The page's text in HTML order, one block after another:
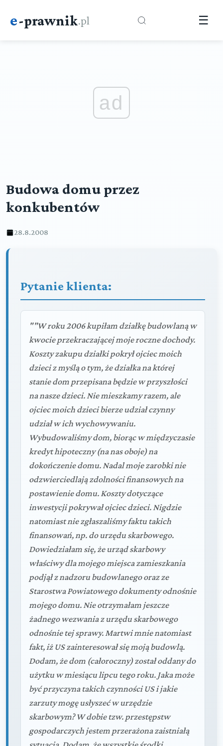
e-prawnik.pl ☰
ad
Budowa domu przez
konkubentów
28.8.2008
Pytanie klienta:
""W roku 2006 kupiłam działkę budowlaną w
kwocie przekraczającej moje roczne dochody.
Koszty zakupu działki pokrył ojciec moich
dzieci z myślą o tym, że działka na której
stanie dom przepisana będzie w przyszłości
na nasze dzieci. Nie mieszkamy razem, ale
ojciec moich dzieci bierze udział czynny
udział w ich wychowywaniu.
Wybudowaliśmy dom, biorąc w międzyczasie
kredyt hipoteczny (na nas oboje) na
dokończenie domu. Nadal moje zarobki nie
odzwierciedlają zdolności finansowych na
postawienie domu. Koszty dotyczące
inwestycji pokrywał ojciec dzieci. Nigdzie
natomiast nie zgłaszaliśmy faktu takich
finansowań, np. do urzędu skarbowego.
Dowiedziałam się, że urząd skarbowy
właściwy dla mojego miejsca zamieszkania
podjął z nadzoru budowlanego oraz ze
Starostwa Powiatowego dokumenty odnośnie
mojego domu. Nie otrzymałam jeszcze
żadnego wezwania z urzędu skarbowego
odnośnie tej sprawy. Martwi mnie natomiast
fakt, iż US zainteresował się moją budowlą.
Dodam, że dom (całoroczny) został oddany do
użytku w miesiącu lipcu tego roku. Jaka może
być przyczyna takich czynności US i jakie
zarzuty mogę usłyszeć w urzędzie
skarbowym? W dobie tzw. przestępstw
gospodarczych jestem przerażona zaistniałą